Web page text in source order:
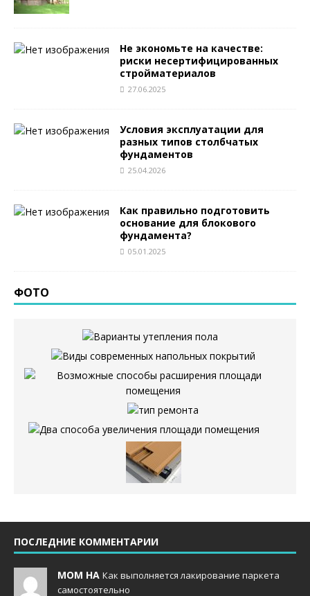
Не экономьте на качестве:
риски несертифицированных
стройматериалов
27.06.2025
Условия эксплуатации для
разных типов столбчатых
фундаментов
25.04.2026
Как правильно подготовить
основание для блокового
фундамента?
05.01.2025
ФОТО
ПОСЛЕДНИЕ КОММЕНТАРИИ
MOM НА Как выполняется лакирование паркета
самостоятельно